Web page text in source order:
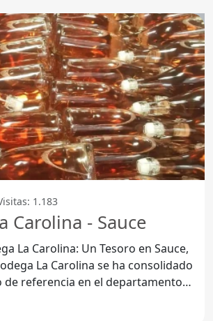
1.183
Carolina - Sauce
La Carolina: Un Tesoro en Sauce,
referencia en el departamento